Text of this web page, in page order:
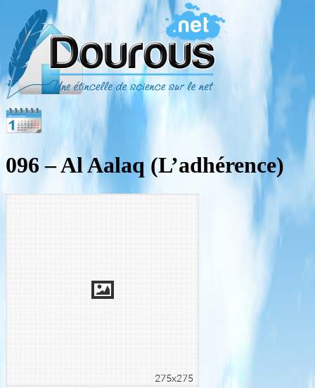
096 – Al Aalaq (L’adhérence)